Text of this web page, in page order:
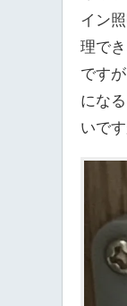
イン
理で
です
にな
いで